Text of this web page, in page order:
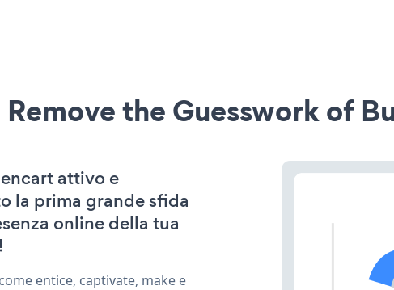
Remove the Guesswork of
attivo e
la prima grande sfida
online della tua
entice, captivate, make e